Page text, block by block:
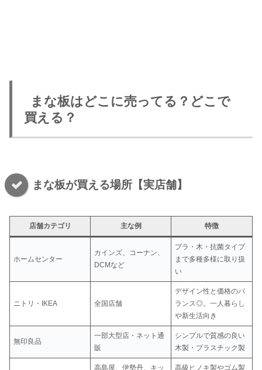
まな板はどこに売ってる？どこで
買える？
まな板が買える場所【実店舗】
店舗カテゴリ 主な例 特徴
ホームセンター
カインズ、コーナン、
DCMなど
プラ・木・抗菌タイプ
まで多種多様に取り扱
い
ニトリ・IKEA 全国店舗
デザイン性と価格のバ
ランス◎。一人暮らし
や新生活向き
無印良品
一部大型店・ネット通
販
シンプルで質感の良い
木製・プラスチック製
高島屋、伊勢丹、キッ 高級ヒノキ製やゴム製